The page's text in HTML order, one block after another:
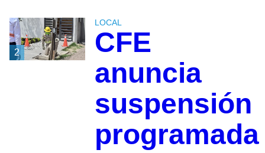
2
LOCAL
CFE
anuncia
suspensión
programada